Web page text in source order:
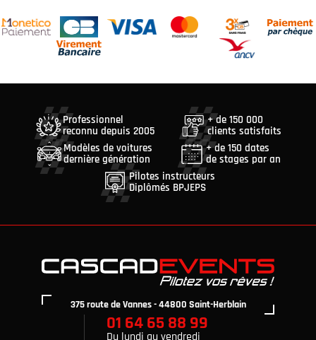
Professionnel
reconnu depuis 2005
+ de 150 000
clients satisfaits
Modèles de voitures
dernière génération
+ de 150 dates
de stages par an
Pilotes instructeurs
Diplômés BPJEPS
375 route de Vannes - 44800 Saint-Herblain
01 64 65 88 99
Du lundi au vendredi